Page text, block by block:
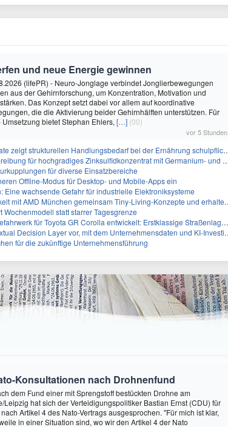
und neue Energie gewinnen
(lifePR) - Neuro-Jonglage verbindet Jonglierbewegungen
aus der Gehirnforschung, um Konzentration, Motivation und
Das Konzept setzt dabei vor allem auf koordinative
die die Aktivierung beider Gehirnhälften unterstützen. Für
bietet Stephan Ehlers, […] (00)
vor 5 Stunden
strukturellen Handlungsbedarf bei der Ernährung schulpflichtiger Kinder
Zinksulfidkonzentrat mit Germanium- und Silbergehalten und stellt ein Betriebsupdate bereit
für diverse Einsatzbereiche
Offline-Modus für Desktop- und Mobile-Apps ein
Eine wachsende Gefahr für industrielle Elektroniksysteme
München gemeinsam Tiny-Living-Konzepte und erhalten dafür den New Living Award
Wochenmodell statt starrer Tagesgrenze
für Toyota GR Corolla entwickelt: Erstklassige Straßenlage in jeder Situation
vor, mit dem Unternehmensdaten und KI-Investitionen in intelligentere Geschäftsentscheidungen umgesetzt wer
für die zukünftige Unternehmensführung
Konsultationen nach Drohnenfund
dem Fund einer mit Sprengstoff bestückten Drohne am
Leipzig hat sich der Verteidigungspolitiker Bastian Ernst (CDU) für
Artikel 4 des Nato-Vertrags ausgesprochen. "Für mich ist klar,
in einer Situation sind, wo wir den Artikel 4 der Nato